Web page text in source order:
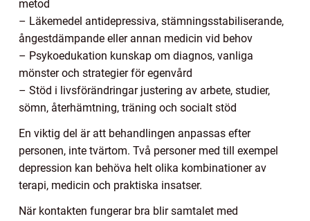
metod
– Läkemedel antidepressiva, stämningsstabiliserande,
ångestdämpande eller annan medicin vid behov
– Psykoedukation kunskap om diagnos, vanliga
mönster och strategier för egenvård
– Stöd i livsförändringar justering av arbete, studier,
sömn, återhämtning, träning och socialt stöd
En viktig del är att behandlingen anpassas efter
personen, inte tvärtom. Två personer med till exempel
depression kan behöva helt olika kombinationer av
terapi, medicin och praktiska insatser.
När kontakten fungerar bra blir samtalet med